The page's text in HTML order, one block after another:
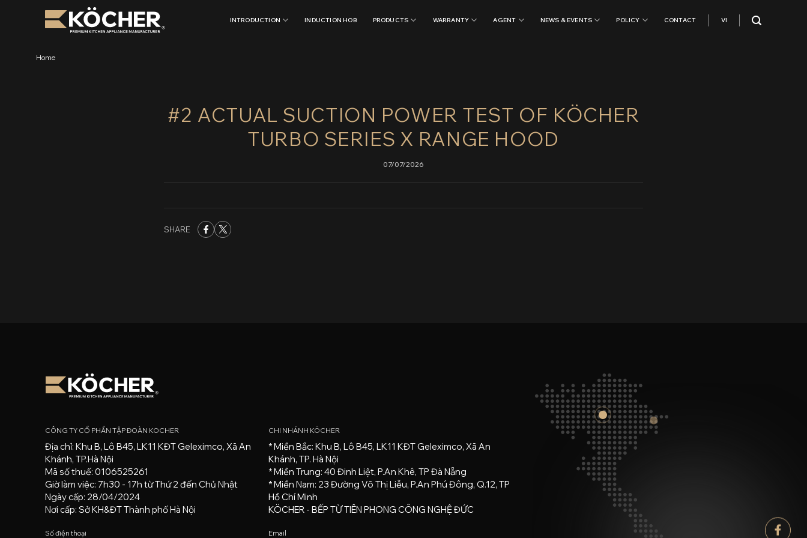
INTRODUCTION INDUCTION HOB PRODUCTS WARRANTY AGENT NEWS & EVENTS POLICY CONTACT VI
Home
#2 ACTUAL SUCTION POWER TEST OF KÖCHER
TURBO SERIES X RANGE HOOD
07/07/2026
SHARE
CÔNG TY CỔ PHẦN TẬP ĐOÀN KOCHER
Địa chỉ: Khu B, Lô B45, LK11 KĐT Geleximco, Xã An
Khánh, TP.Hà Nội
Mã số thuế: 0106525261
Giờ làm việc: 7h30 - 17h từ Thứ 2 đến Chủ Nhật
Ngày cấp: 28/04/2024
Nơi cấp: Sở KH&ĐT Thành phố Hà Nội
Số điện thoại
CHI NHÁNH KÖCHER
* Miền Bắc: Khu B, Lô B45, LK11 KĐT Geleximco, Xã An
Khánh, TP. Hà Nội
* Miền Trung: 40 Đinh Liệt, P.An Khê, TP Đà Nẵng
* Miền Nam: 23 Đường Võ Thị Liễu, P.An Phú Đông, Q.12, TP
Hồ Chí Minh
KÖCHER - BẾP TỪ TIÊN PHONG CÔNG NGHỆ ĐỨC
Email